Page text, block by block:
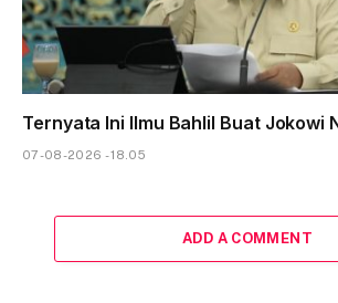
Ternyata Ini Ilmu Bahlil Buat Jokowi
07-08-2026 - 18.05
ADD A COMMENT